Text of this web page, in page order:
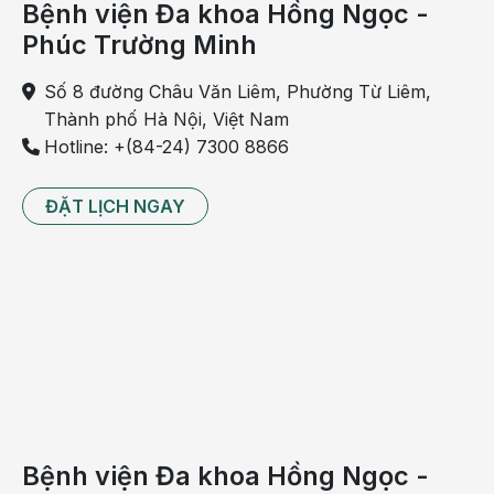
“chung sống hòa bình” với bệnh hen suyễn.
chuyên khoa Hô hấp BV Hồng Ngọc , ba mẹ có thể
Bệnh viện Đa khoa Hồng Ngọc -
Phúc Trường Minh
Số 8 đường Châu Văn Liêm, Phường Từ Liêm,
Thành phố Hà Nội, Việt Nam
Hotline: +(84-24) 7300 8866
ĐẶT LỊCH NGAY
Bệnh viện Đa khoa Hồng Ngọc -